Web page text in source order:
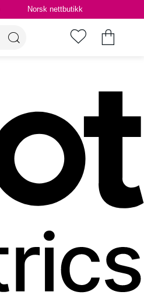
Norsk nettbutikk